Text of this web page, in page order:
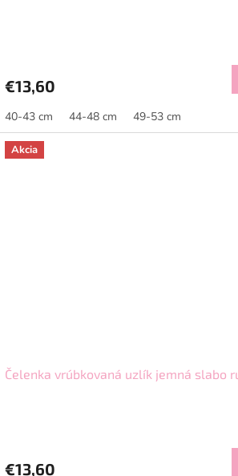
€13,60
40-43 cm 44-48 cm 49-53 cm
Akcia
Čelenka vrúbkovaná uzlík jemná slabo
€13,60